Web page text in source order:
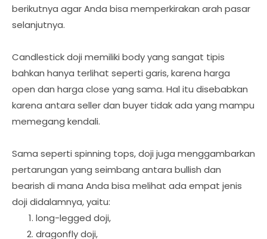
berikutnya agar Anda bisa memperkirakan arah pasar
selanjutnya.
Candlestick doji memiliki body yang sangat tipis
bahkan hanya terlihat seperti garis, karena harga
open dan harga close yang sama. Hal itu disebabkan
karena antara seller dan buyer tidak ada yang mampu
memegang kendali.
Sama seperti spinning tops, doji juga menggambarkan
pertarungan yang seimbang antara bullish dan
bearish di mana Anda bisa melihat ada empat jenis
doji didalamnya, yaitu:
long-legged doji,
dragonfly doji,